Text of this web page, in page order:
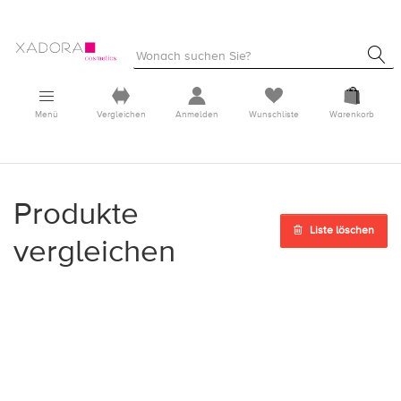
Menü Vergleichen Anmelden Wunschliste Warenkorb
Produkte
vergleichen
Liste löschen